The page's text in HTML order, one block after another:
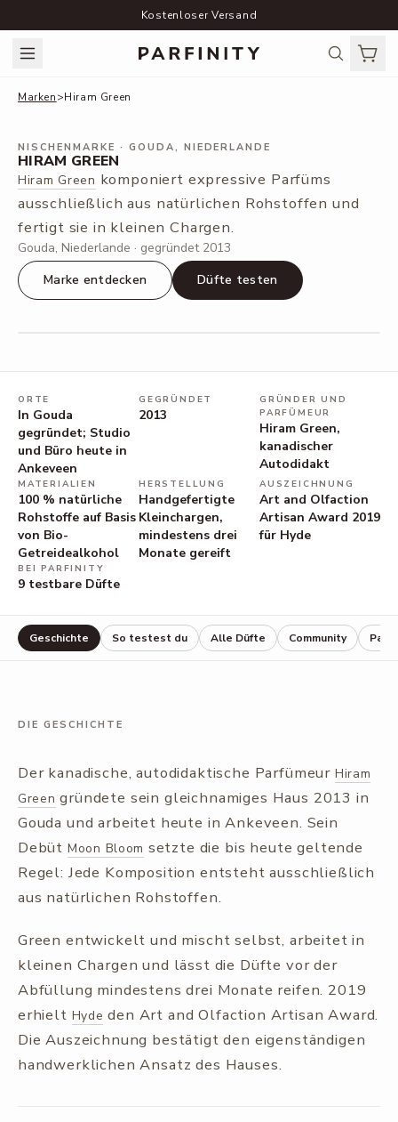
Kostenloser Versand
Marken>Hiram Green
NISCHENMARKE · GOUDA, NIEDERLANDE
HIRAM GREEN
Hiram Green komponiert expressive Parfüms
ausschließlich aus natürlichen Rohstoffen und
fertigt sie in kleinen Chargen.
Gouda, Niederlande · gegründet 2013
Marke entdecken
Düfte testen
ORTE
In Gouda
gegründet; Studio
und Büro heute in
Ankeveen
GEGRÜNDET
2013
GRÜNDER UND
PARFÜMEUR
Hiram Green,
kanadischer
Autodidakt
MATERIALIEN
100 % natürliche
Rohstoffe auf Basis
von Bio-
Getreidealkohol
HERSTELLUNG
Handgefertigte
Kleinchargen,
mindestens drei
Monate gereift
AUSZEICHNUNG
Art and Olfaction
Artisan Award 2019
für Hyde
BEI PARFINITY
9 testbare Düfte
Geschichte So testest du Alle Düfte Community
DIE GESCHICHTE
Der kanadische, autodidaktische Parfümeur Hiram
Green gründete sein gleichnamiges Haus 2013 in
Gouda und arbeitet heute in Ankeveen. Sein
Debüt Moon Bloom setzte die bis heute geltende
Regel: Jede Komposition entsteht ausschließlich
aus natürlichen Rohstoffen.
Green entwickelt und mischt selbst, arbeitet in
kleinen Chargen und lässt die Düfte vor der
Abfüllung mindestens drei Monate reifen. 2019
erhielt Hyde den Art and Olfaction Artisan Award.
Die Auszeichnung bestätigt den eigenständigen
handwerklichen Ansatz des Hauses.